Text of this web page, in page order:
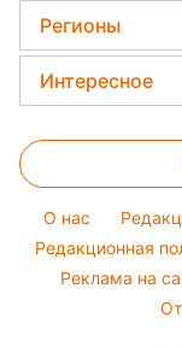
Алла Пугачева
Настя
Виталий
Потап
Пылевая буря
Комнатные
Все о сале
Курс валют
Цены на
Женские
Окрашивание
Красивый
Модные
Советы от
Регионы
Новости
Новости
Новости
Новости Сум
Новости
Новости
Новости
Интересное
Тесты по
Оптические
Народные
Все о шоу-
O нас
Редакционная
Реклама на